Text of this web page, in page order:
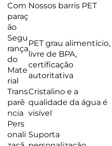
Com
paraç
ão
Nossos barris PET
Segu
rança
do
Mate
rial
PET grau alimentício,
livre de BPA,
certificação
autoritativa
Trans
parê
ncia
Cristalino e a
qualidade da água é
visível
Pers
onali Suporta